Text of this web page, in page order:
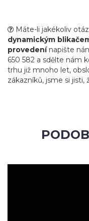
Máte-li jakékoliv
dynamickým
provedenínapište
650 582 a sdělte nám
trhu již mnoho let,
zákazníků, jsme si